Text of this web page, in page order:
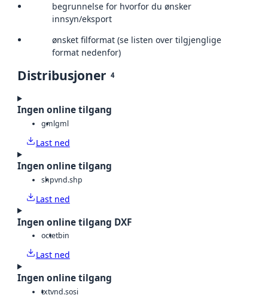
begrunnelse for hvorfor du ønsker
innsyn/eksport
ønsket filformat (se listen over tilgjenglige
format nedenfor)
Distribusjoner 4
Ingen online tilgang
gmlgml
Last ned
Ingen online tilgang
shpvnd.shp
Last ned
Ingen online tilgang DXF
octetbin
Last ned
Ingen online tilgang
txtvnd.sosi